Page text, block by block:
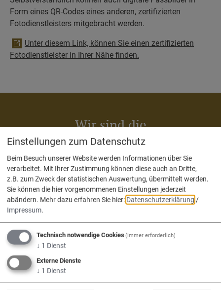
Form eines QR-Codes eines anderen, zertifizierten
Fotodienstleisters mitgebracht werden.
Unter diesem Link, können Sie einen zertifizierten
Fotodienstleister in Ihrer Nähe finden.
Wir sind die
Verwaltungsgemeinschaft
Nassenfels, Adelschlag, Egweil.
Adelschlag Egweil Nassenfels
Einstellungen zum Datenschutz
Beim Besuch unserer Website werden Informationen über Sie
verarbeitet. Mit Ihrer Zustimmung können diese auch an Dritte,
z.B. zum Zweck der statistischen Auswertung, übermittelt werden.
Sie können die hier vorgenommenen Einstellungen jederzeit
abändern. Mehr dazu erfahren Sie hier: Datenschutzerklärung /
Impressum.
Technisch notwendige Cookies(immer erforderlich)
↓ 1 Dienst
Externe Dienste
↓ 1 Dienst